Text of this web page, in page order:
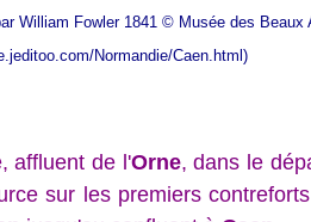
William Fowler 1841 © Musée des Beaux
Normandie/Caen.html )
affluent de l'Orne, dans le
sur les premiers